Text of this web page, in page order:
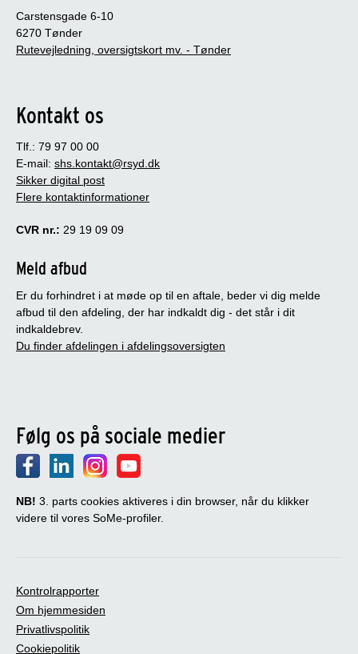
Carstensgade 6-10
6270 Tønder
Rutevejledning, oversigtskort mv. - Tønder
Kontakt os
Tlf.: 79 97 00 00
E-mail: shs.kontakt@rsyd.dk
Sikker digital post
Flere kontaktinformationer
CVR nr.: 29 19 09 09
Meld afbud
Er du forhindret i at møde op til en aftale, beder vi dig melde
afbud til den afdeling, der har indkaldt dig - det står i dit
indkaldebrev.
Du finder afdelingen i afdelingsoversigten
Følg os på sociale medier
NB! 3. parts cookies aktiveres i din browser, når du klikker
videre til vores SoMe-profiler.
Kontrolrapporter
Om hjemmesiden
Privatlivspolitik
Cookiepolitik